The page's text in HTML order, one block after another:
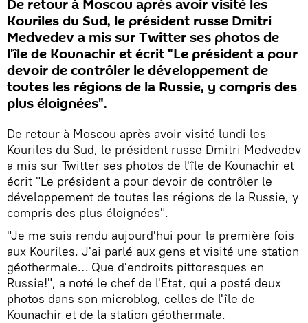
De retour à Moscou après avoir visité les
Kouriles du Sud, le président russe Dmitri
Medvedev a mis sur Twitter ses photos de
l'île de Kounachir et écrit "Le président a pour
devoir de contrôler le développement de
toutes les régions de la Russie, y compris des
plus éloignées".
De retour à Moscou après avoir visité lundi les
Kouriles du Sud, le président russe Dmitri Medvedev
a mis sur Twitter ses photos de l'île de Kounachir et
écrit "Le président a pour devoir de contrôler le
développement de toutes les régions de la Russie, y
compris des plus éloignées".
"Je me suis rendu aujourd'hui pour la première fois
aux Kouriles. J'ai parlé aux gens et visité une station
géothermale… Que d'endroits pittoresques en
Russie!", a noté le chef de l'Etat, qui a posté deux
photos dans son microblog, celles de l'île de
Kounachir et de la station géothermale.